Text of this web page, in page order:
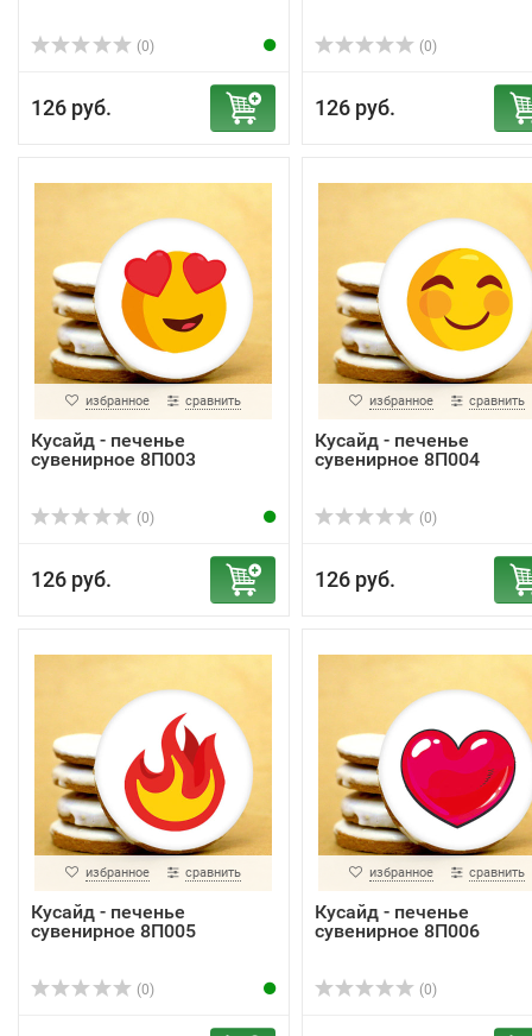
(0)
126 руб.
(0)
126 руб.
избранное сравнить
Кусайд - печенье
сувенирное 8П003
(0)
126 руб.
избранное сравнить
Кусайд - печенье
сувенирное 8П004
(0)
126 руб.
избранное сравнить
Кусайд - печенье
сувенирное 8П005
(0)
избранное сравнить
Кусайд - печенье
сувенирное 8П006
(0)